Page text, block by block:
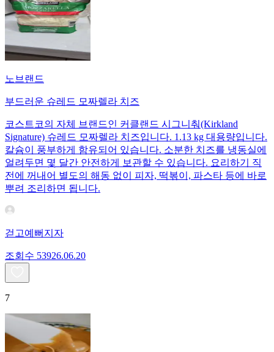
노브랜드
부드러운 슈레드 모짜렐라 치즈
코스트코의 자체 브랜드인 커클랜드 시그니춰(Kirkland
Signature) 슈레드 모짜렐라 치즈입니다. 1.13 kg 대용량입니다.
칼슘이 풍부하게 함유되어 있습니다. 소분한 치즈를 냉동실에
얼려두면 몇 달간 안전하게 보관할 수 있습니다. 요리하기 직
전에 꺼내어 별도의 해동 없이 피자, 떡볶이, 파스타 등에 바로
뿌려 조리하면 됩니다.
걷고예뻐지자
조회수 53926.06.20
7